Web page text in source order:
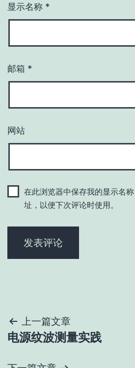
显示名称 *
邮箱 *
网站
在此浏览器中保存我的显示名
址，以便下次评论时使用。
文
章
上一篇文章
电源纹波测量实践